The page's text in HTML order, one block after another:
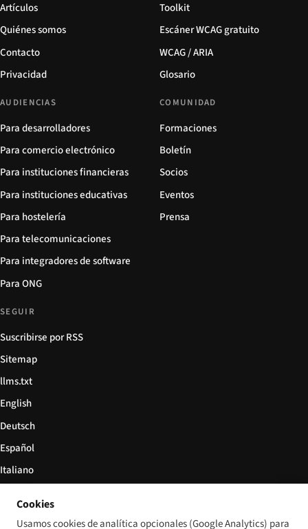
Artículos
Quiénes somos
Contacto
Privacidad
Toolkit
Escáner WCAG gratuito
WCAG / ARIA
Glosario
AUDIENCIAS
Para desarrolladores
Para comercio electrónico
Para instituciones financieras
Para instituciones educativas
Para hostelería
Para telecomunicaciones
Para integradores de software
Para ONG
COMUNIDAD
Formaciones
Boletín
Socios
Eventos
Prensa
SEGUIR
Suscribirse por RSS
Sitemap
llms.txt
English
Deutsch
Español
Italiano
Cookies
Usamos cookies de analítica opcionales (Google Analytics) para